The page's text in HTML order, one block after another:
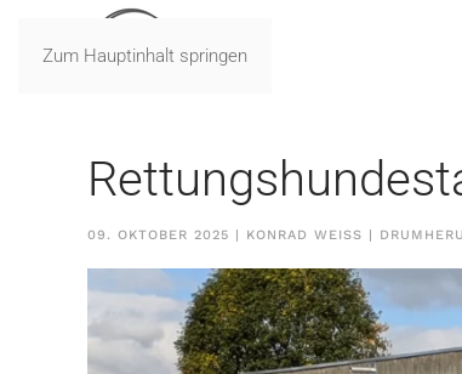
Zum Hauptinhalt springen
09. OKTOBER 2025 | KONRAD WEISS |